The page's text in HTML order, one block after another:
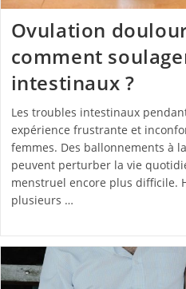
Ovulation
comment
intestinaux ?
Les troubles intestinaux
expérience frustrante et
femmes. Des ballonnements à
peuvent perturber la vie
menstruel encore plus difficile.
plusieurs …